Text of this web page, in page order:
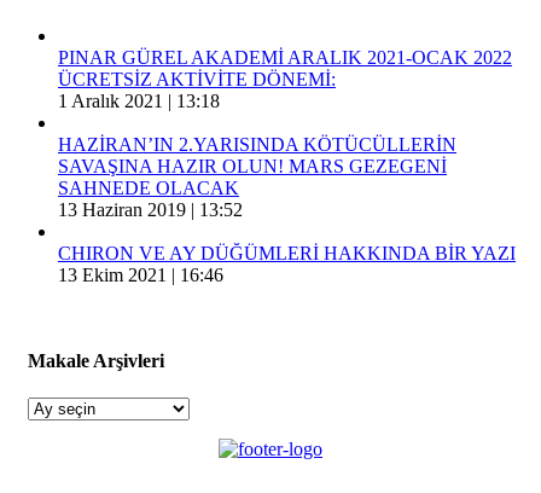
PINAR GÜREL AKADEMİ ARALIK 2021-OCAK 2022
ÜCRETSİZ AKTİVİTE DÖNEMİ:
1 Aralık 2021 | 13:18
HAZİRAN’IN 2.YARISINDA KÖTÜCÜLLERİN
SAVAŞINA HAZIR OLUN! MARS GEZEGENİ
SAHNEDE OLACAK
13 Haziran 2019 | 13:52
CHIRON VE AY DÜĞÜMLERİ HAKKINDA BİR YAZI
13 Ekim 2021 | 16:46
Makale Arşivleri
Makale